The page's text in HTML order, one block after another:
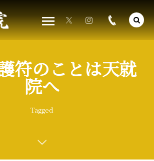
符のことは天就
院へ
Tagged